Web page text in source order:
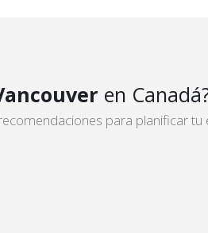
en
para planificar tu